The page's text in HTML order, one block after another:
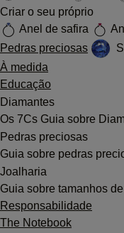
Criar o seu próprio
Anel de safira
Pedras preciosas
À medida
Educação
Diamantes
Os 7Cs Guia sobre
Pedras preciosas
Guia sobre pedras
Joalharia
Guia sobre tamanhos
Responsabilidade
The Notebook